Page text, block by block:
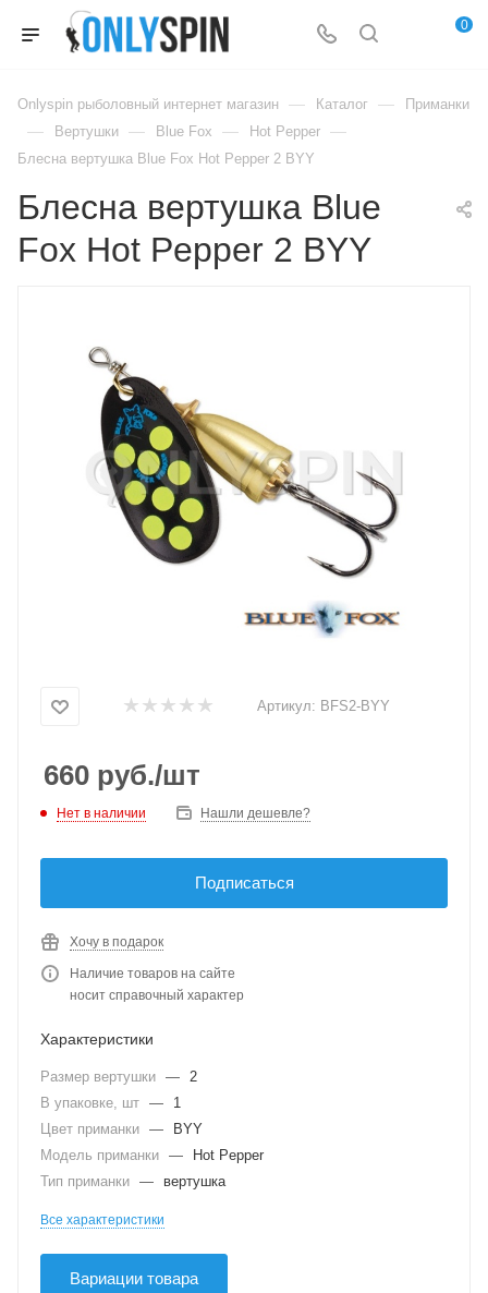
0
Onlyspin рыболовный интернет магазин — Каталог — Приманки
— Вертушки — Blue Fox — Hot Pepper —
Блесна вертушка Blue Fox Hot Pepper 2 BYY
Блесна вертушка Blue
Fox Hot Pepper 2 BYY
Артикул: BFS2-BYY
660 руб./шт
Нет в наличии Нашли дешевле?
Подписаться
Хочу в подарок
Наличие товаров на сайте
носит справочный характер
Характеристики
Размер вертушки — 2
В упаковке, шт —
1
Цвет приманки —
BYY
Модель приманки —
Hot Pepper
Тип приманки — вертушка
Все характеристики
Вариации товара